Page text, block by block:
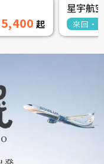
5,400
星宇航
來回‧